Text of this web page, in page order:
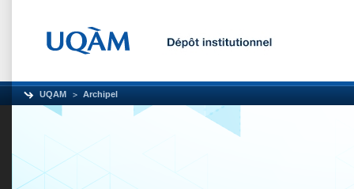
UQAM Archipel